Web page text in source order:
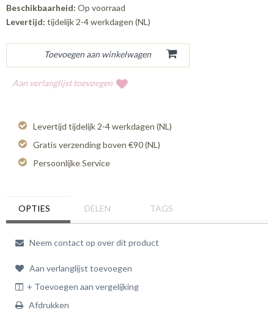
Beschikbaarheid: Op voorraad
Levertijd: tijdelijk 2-4 werkdagen (NL)
Aan verlanglijst toevoegen
Levertijd tijdelijk 2-4 werkdagen (NL)
Gratis verzending boven €90 (NL)
Persoonlijke Service
OPTIES DELEN TAGS
Neem contact op over dit product
Aan verlanglijst toevoegen
+ Toevoegen aan vergelijking
Afdrukken